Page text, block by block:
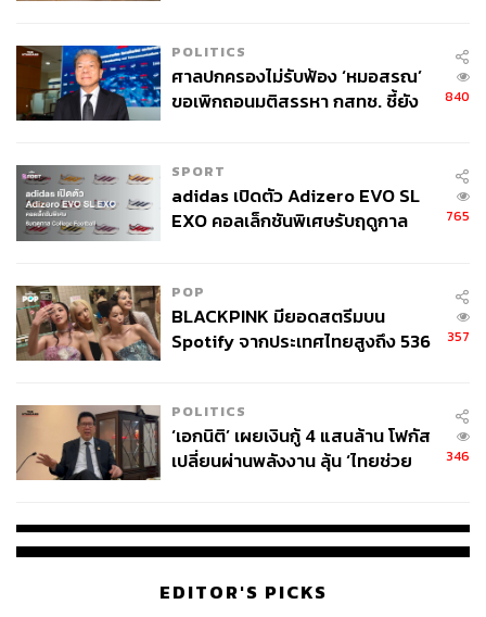
POLITICS
ศาลปกครองไม่รับฟ้อง ‘หมอสรณ’
ขอเพิกถอนมติสรรหา กสทช. ชี้ยัง
840
SPORT
adidas เปิดตัว Adizero EVO SL
EXO คอลเล็กชันพิเศษรับฤดูกาล
765
POP
BLACKPINK มียอดสตรีมบน
Spotify จากประเทศไทยสูงถึง 536
357
POLITICS
‘เอกนิติ’ เผยเงินกู้ 4 แสนล้าน โฟกัส
เปลี่ยนผ่านพลังงาน ลุ้น ‘ไทยช่วย
346
EDITOR'S PICKS